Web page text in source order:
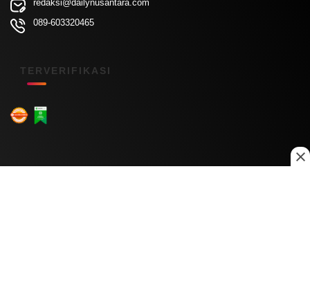
redaksi@dailynusantara.com
089-603320465
TERVERIFIKASI